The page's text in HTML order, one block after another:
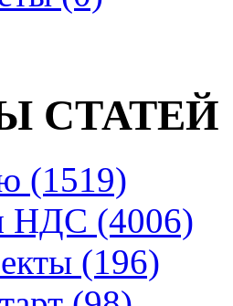
СТАТЕЙ
(1519)
НДС (4006)
(196)